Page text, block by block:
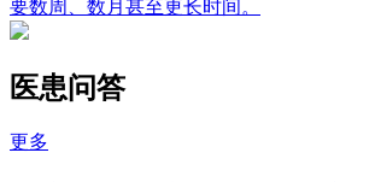
要数周、数月甚至更长时间。
医患问答
更多